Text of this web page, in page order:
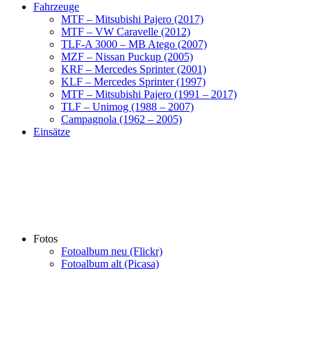
Fahrzeuge
MTF – Mitsubishi Pajero (2017)
MTF – VW Caravelle (2012)
TLF-A 3000 – MB Atego (2007)
MZF – Nissan Puckup (2005)
KRF – Mercedes Sprinter (2001)
KLF – Mercedes Sprinter (1997)
MTF – Mitsubishi Pajero (1991 – 2017)
TLF – Unimog (1988 – 2007)
Campagnola (1962 – 2005)
Einsätze
Fotos
Fotoalbum neu (Flickr)
Fotoalbum alt (Picasa)